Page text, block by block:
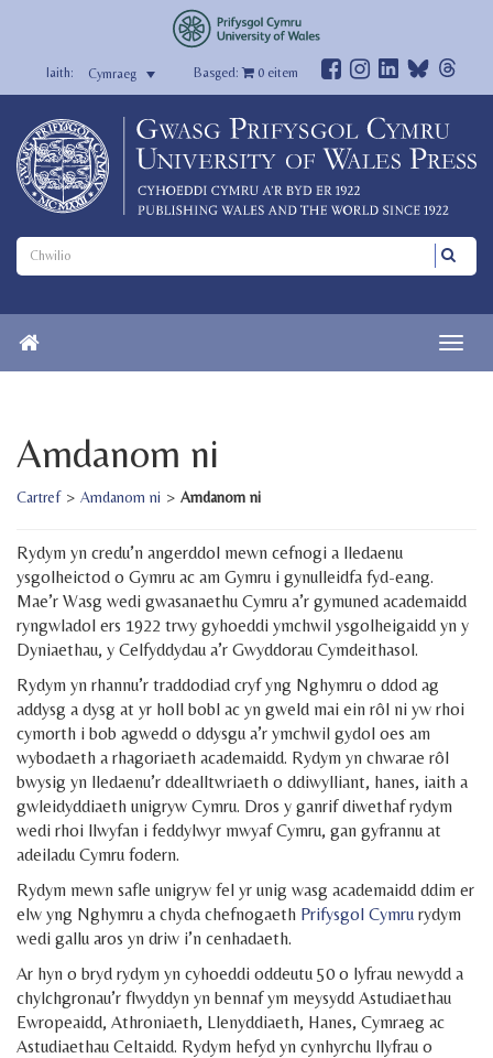
Cymraeg Basged: 0eitem
Amdanom ni
Cartref > Amdanom ni > Amdanom ni
Rydym yn credu’n angerddol mewn cefnogi a lledaenu
ysgolheictod o Gymru ac am Gymru i gynulleidfa fyd-eang.
Mae’r Wasg wedi gwasanaethu Cymru a’r gymuned academaidd
ryngwladol ers 1922 trwy gyhoeddi ymchwil ysgolheigaidd yn y
Dyniaethau, y Celfyddydau a’r Gwyddorau Cymdeithasol.
Rydym yn rhannu’r traddodiad cryf yng Nghymru o ddod ag
addysg a dysg at yr holl bobl ac yn gweld mai ein rôl ni yw rhoi
cymorth i bob agwedd o ddysgu a’r ymchwil gydol oes am
wybodaeth a rhagoriaeth academaidd. Rydym yn chwarae rôl
bwysig yn lledaenu’r ddealltwriaeth o ddiwylliant, hanes, iaith a
gwleidyddiaeth unigryw Cymru. Dros y ganrif diwethaf rydym
wedi rhoi llwyfan i feddylwyr mwyaf Cymru, gan gyfrannu at
adeiladu Cymru fodern.
Rydym mewn safle unigryw fel yr unig wasg academaidd ddim er
elw yng Nghymru a chyda chefnogaeth Prifysgol Cymru rydym
wedi gallu aros yn driw i’n cenhadaeth.
Ar hyn o bryd rydym yn cyhoeddi oddeutu 50 o lyfrau newydd a
chylchgronau’r flwyddyn yn bennaf ym meysydd Astudiaethau
Ewropeaidd, Athroniaeth, Llenyddiaeth, Hanes, Cymraeg ac
Astudiaethau Celtaidd. Rydym hefyd yn cynhyrchu llyfrau o